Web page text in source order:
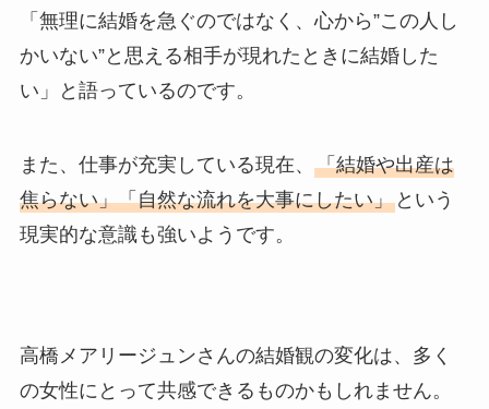
「無理に結婚を急ぐのではなく、心から”この人し
かいない”と思える相手が現れたときに結婚した
い」と語っているのです。
また、仕事が充実している現在、 「結婚や出産は
焦らない」「自然な流れを大事にしたい」という
現実的な意識も強いようです。
高橋メアリージュンさんの結婚観の変化は、多く
の女性にとって共感できるものかもしれません。